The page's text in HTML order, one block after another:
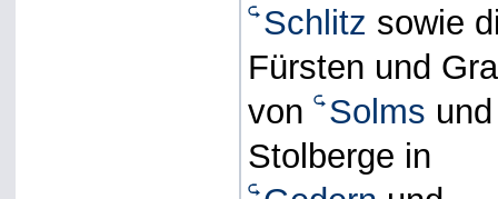
Schlitz sowie
Fürsten und
von Solms
Stolberge in